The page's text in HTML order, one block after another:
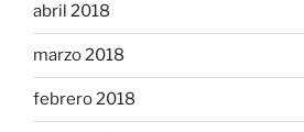
abril 2018
marzo 2018
febrero 2018